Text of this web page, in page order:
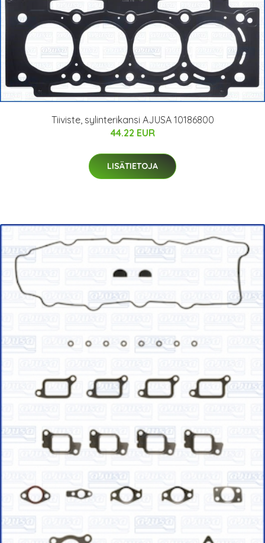
Tiiviste, sylinterikansi AJUSA 10186800
44.22 EUR
LISÄTIETOJA